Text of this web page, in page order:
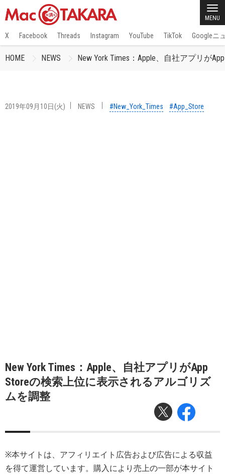
MENU
X Facebook Threads Instagram YouTube TikTok Googleニ
HOME NEWS New York Times：Apple、自社アプリが
2019年09月10日(火) NEWS #New_York_Times #App_Store
New York Times：Apple、自社アプリがApp
Storeの検索上位に表示されるアルゴリズ
ムを調整
※本サイトは、アフィリエイト広告および広告による収益
を得て運営しています。購入により売上の一部が本サイト